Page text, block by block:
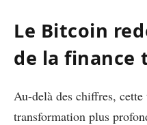
Le Bitcoin
de la
Au-delà des chiffres, cette
transformation plus